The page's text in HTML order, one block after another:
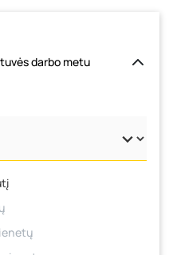
darbo metu